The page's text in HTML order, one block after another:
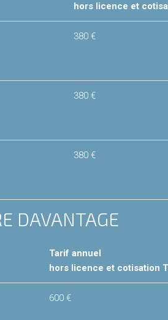
hors licence et
380 €
380 €
380 €
DAVANTAGE
Tarif annuel
hors licence et cotisation
600 €